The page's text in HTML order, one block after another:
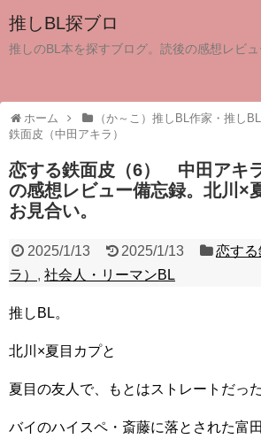
推しBL探ブロ
推しのBL本を探すブログ。読後の感想レビュ
ホーム （か～こ）推しBL作家・推し
鉄面皮（中田アキラ）
恋する鉄面皮（6） 中田アキ
の感想レビュー備忘録。北川×
お見合い。
2025/1/13 2025/1/13
恋す
ラ） , 社会人・リーマンBL
推しBL。
北川×夏目カプと
夏目の友人で、もとはストレートだっ
バイのハイスペ・斎藤に落とされた富